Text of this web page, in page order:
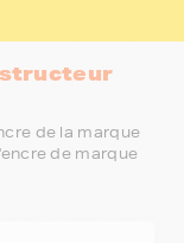
de la marque
de marque